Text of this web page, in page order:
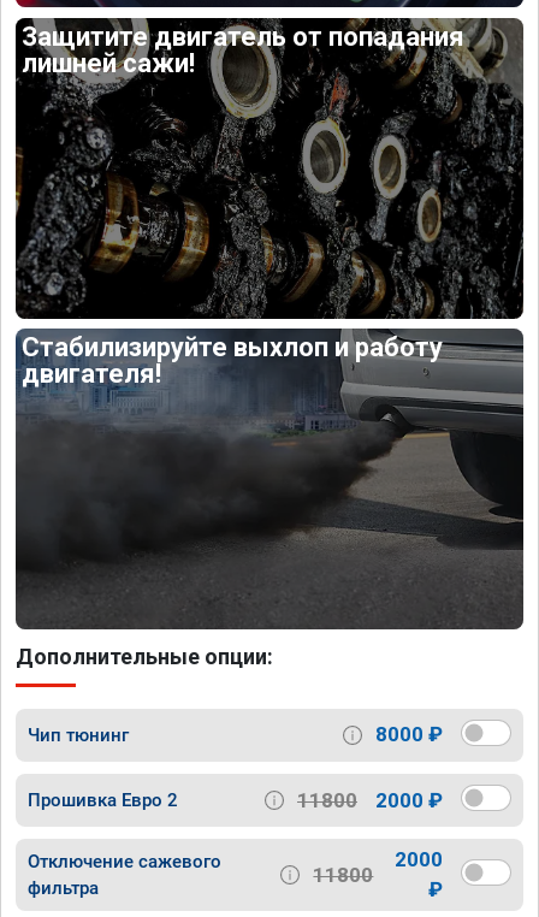
Защитите двигатель от попадания
лишней сажи!
Стабилизируйте выхлоп и работу
двигателя!
Дополнительные опции:
Чип тюнинг 8000 ₽
Прошивка Евро 2 11800 2000 ₽
Отключение сажевого
фильтра
11800
2000
₽